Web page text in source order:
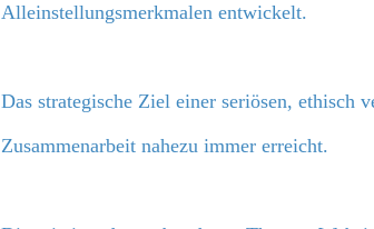
Alleinstellungsmerkmalen entwickelt.
Das strategische Ziel einer seriösen, ethisch
Zusammenarbeit nahezu immer erreicht.